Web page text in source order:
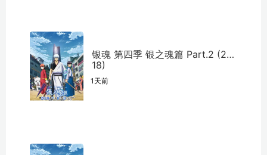
银魂 第四季 银之魂篇 Part.2 (20
18)
1天前